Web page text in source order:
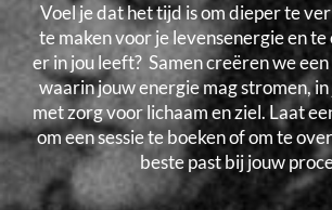
Voel je dat het tijd is om dieper te
te maken voor je levensenergie en
er in jou leeft? Samen creëren we
waarin jouw energie mag stromen,
met zorg voor lichaam en ziel. Laat
om een sessie te boeken of om te
beste past bij jouw